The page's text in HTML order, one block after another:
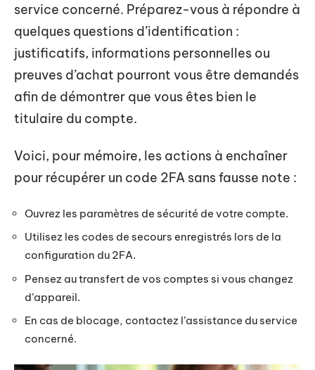
service concerné. Préparez-vous à répondre à
quelques questions d’identification :
justificatifs, informations personnelles ou
preuves d’achat pourront vous être demandés
afin de démontrer que vous êtes bien le
titulaire du compte.
Voici, pour mémoire, les actions à enchaîner
pour récupérer un code 2FA sans fausse note :
Ouvrez les paramètres de sécurité de votre compte.
Utilisez les codes de secours enregistrés lors de la
configuration du 2FA.
Pensez au transfert de vos comptes si vous changez
d’appareil.
En cas de blocage, contactez l’assistance du service
concerné.